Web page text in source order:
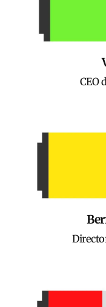
CEO